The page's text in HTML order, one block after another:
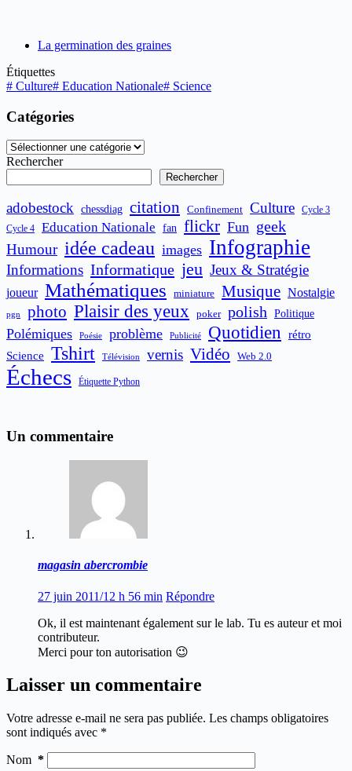
La germination des graines
Étiquettes
# Culture# Education Nationale# Science
Catégories
Catégories
Rechercher
Rechercher
adobestock chessdiag citation Confinement Culture
Cycle 3
Cycle 4
Education Nationale fan flickr Fun geek
Humour idée cadeau images Infographie
Informations Informatique jeu Jeux & Stratégie
joueur Mathématiques miniature Musique Nostalgie
pgn photo Plaisir des yeux poker polish Politique
Polémiques Poésie problème Publicité Quotidien
rétro
Science
Tshirt Télévision vernis Vidéo Web 2.0
Échecs Étiquette Python
Un commentaire
magasin abercrombie
27 juin 2011/12 h 56 min Répondre
Ok, il est maintenant également sur le lab. Tu es auteur et moi
contributeur.
Merci pour ton autorisation 😉
Laisser un commentaire
Votre adresse e-mail ne sera pas publiée. Les champs obligatoires
sont indiqués avec *
Nom *